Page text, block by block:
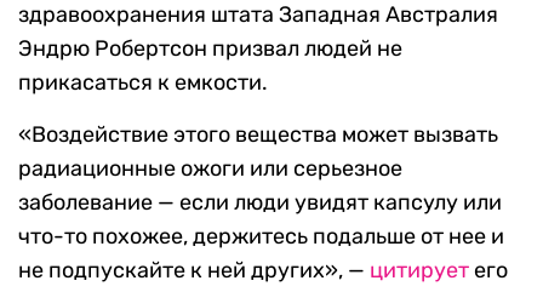
здравоохранения штата Западная Австралия
Эндрю Робертсон призвал людей не
прикасаться к емкости.
«Воздействие этого вещества может вызвать
радиационные ожоги или серьезное
заболевание — если люди увидят капсулу или
что-то похожее, держитесь подальше от нее и
не подпускайте к ней других», — цитируетего